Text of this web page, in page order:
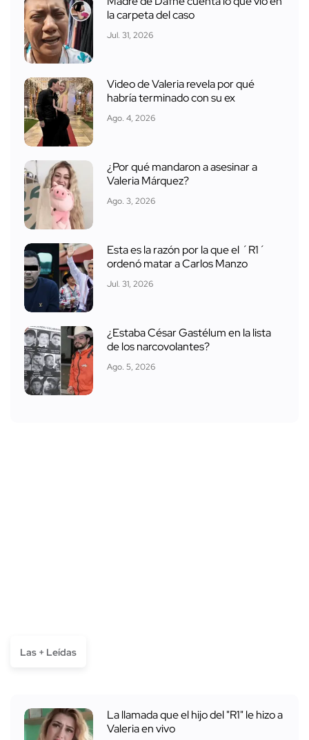
la carpeta del caso
Jul. 31, 2026
Video de Valeria revela por qué
habría terminado con su ex
Ago. 4, 2026
¿Por qué mandaron a asesinar a
Valeria Márquez?
Ago. 3, 2026
Esta es la razón por la que el ´R1´
ordenó matar a Carlos Manzo
Jul. 31, 2026
¿Estaba César Gastélum en la lista
de los narcovolantes?
Ago. 5, 2026
Las + Leídas
La llamada que el hijo del "R1" le hizo a
Valeria en vivo